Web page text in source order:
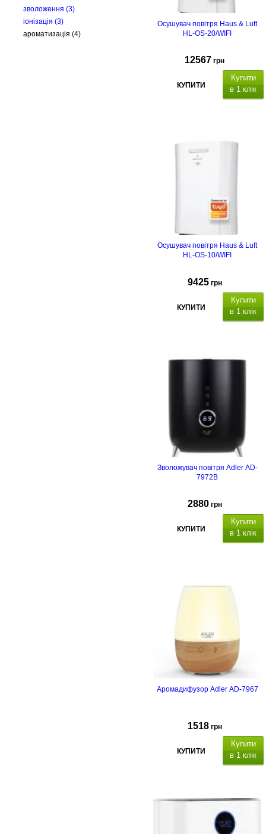
зволоження (3)
іонізація (3)
ароматизація (4)
Осушувач повітря Haus & Luft
HL-OS-20/WIFI
12567 грн
КУПИТИ
Купити
в 1 клік
Осушувач повітря Haus & Luft
HL-OS-10/WIFI
9425 грн
КУПИТИ
Купити
в 1 клік
Зволожувач повітря Adler AD-
7972B
2880 грн
КУПИТИ
Купити
в 1 клік
Аромадифузор Adler AD-7967
1518 грн
КУПИТИ
Купити
в 1 клік